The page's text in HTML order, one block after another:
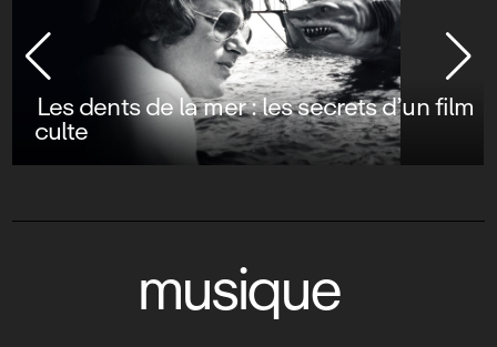
Les dents de la mer : les secrets d’un film
culte
musique